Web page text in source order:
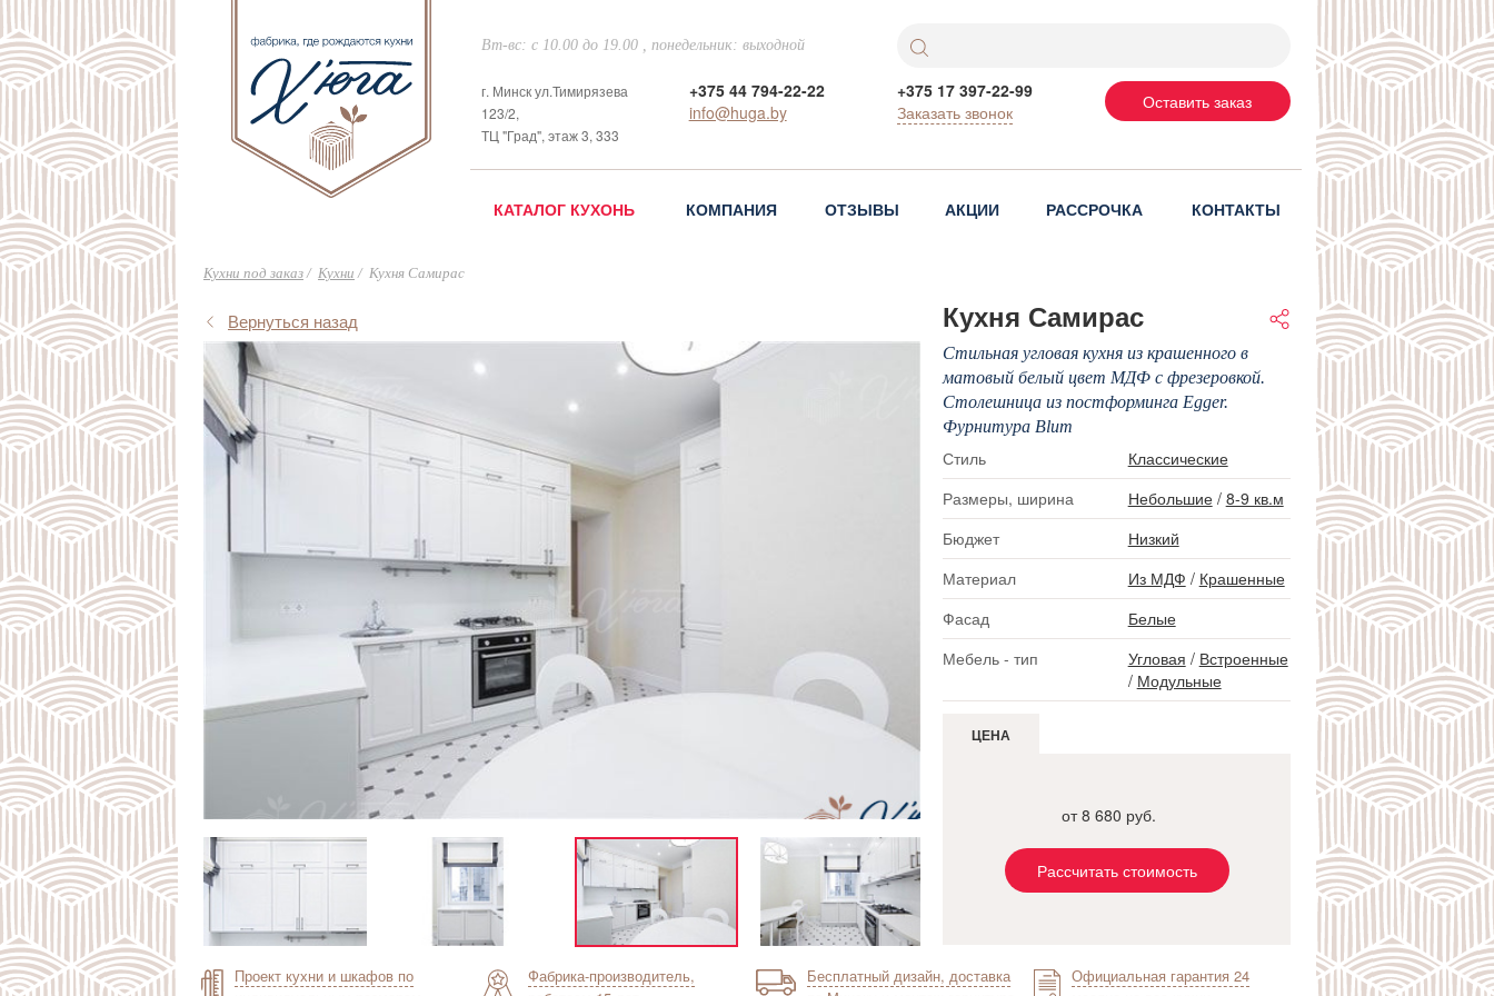
Вт-вс: с 10.00 до 19.00 , понедельник: выходной
г. Минск ул.Тимирязева
123/2,
ТЦ "Град", этаж 3, 333
+375 44 794-22-22
info@huga.by
+375 17 397-22-99
Заказать звонок
Оставить заказ
КАТАЛОГ КУХОНЬ КОМПАНИЯ ОТЗЫВЫ АКЦИИ РАССРОЧКА КОНТАКТЫ
Кухни под заказ Кухни Кухня Самирас
Вернуться назад Кухня Самирас
Стильная угловая кухня из крашенного в
матовый белый цвет МДФ с фрезеровкой.
Столешница из постформинга Egger.
Фурнитура Blum
Стиль
Классические
Размеры, ширина
Небольшие/ 8-9 кв.м
Бюджет
Низкий
Материал
Из МДФ / Крашенные
Фасад
Белые
Мебель - тип
Угловая / Встроенные
/ Модульные
ЦЕНА
от 8 680 руб.
Рассчитать стоимость
Проект кухни и шкафов по
Фабрика-производитель,
Бесплатный дизайн, доставка
Официальная гарантия 24